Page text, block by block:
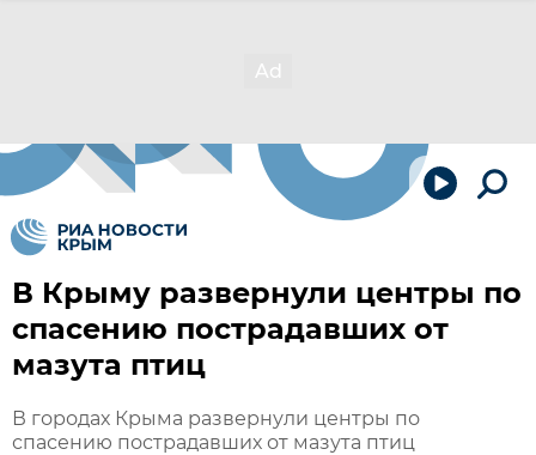
В Крыму развернули центры по
спасению пострадавших от
мазута птиц
В городах Крыма развернули центры по
спасению пострадавших от мазута птиц